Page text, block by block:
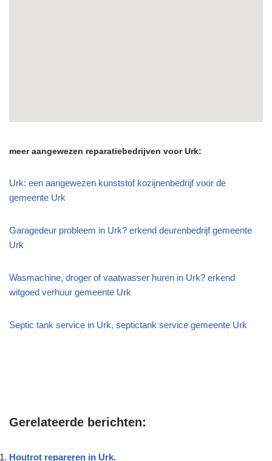
meer aangewezen reparatiebedrijven voor Urk:
Urk: een aangewezen kunststof kozijnenbedrijf voor de
gemeente Urk
Garagedeur probleem in Urk? erkend deurenbedrijf gemeente
Urk
Wasmachine, droger of vaatwasser huren in Urk? erkend
witgoed verhuur gemeente Urk
Septic tank service in Urk, septictank service gemeente Urk
Gerelateerde berichten:
Houtrot repareren in Urk.